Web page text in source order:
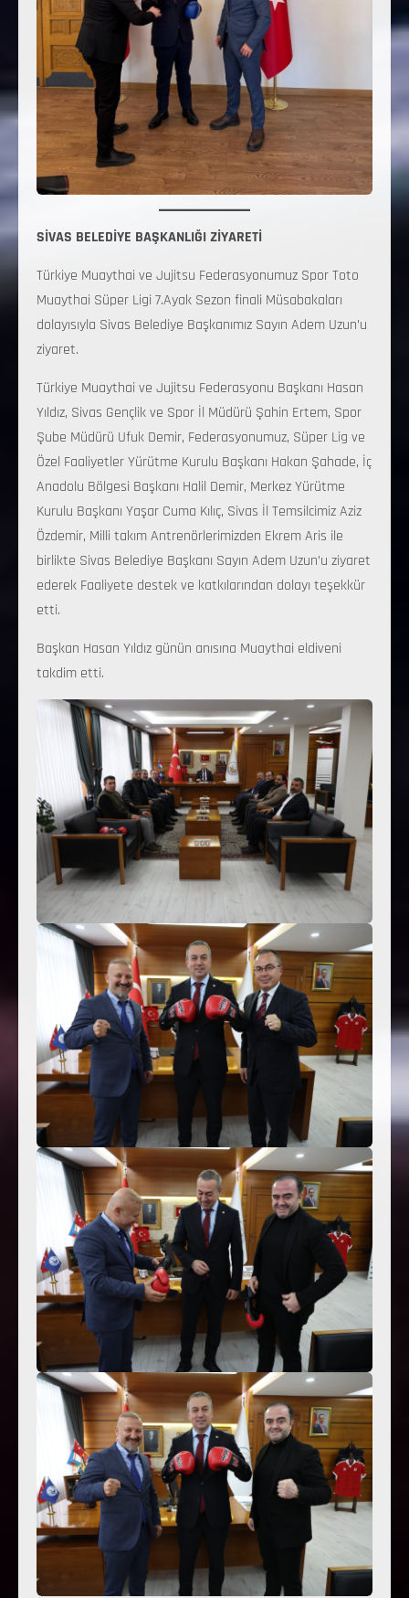
SİVAS BELEDİYE BAŞKANLIĞI ZİYARETİ
Türkiye Muaythai ve Jujitsu Federasyonumuz Spor Toto
Muaythai Süper Ligi 7.Ayak Sezon finali Müsabakaları
dolayısıyla Sivas Belediye Başkanımız Sayın Adem Uzun’u
ziyaret.
Türkiye Muaythai ve Jujitsu Federasyonu Başkanı Hasan
Yıldız, Sivas Gençlik ve Spor İl Müdürü Şahin Ertem, Spor
Şube Müdürü Ufuk Demir, Federasyonumuz, Süper Lig ve
Özel Faaliyetler Yürütme Kurulu Başkanı Hakan Şahade, İç
Anadolu Bölgesi Başkanı Halil Demir, Merkez Yürütme
Kurulu Başkanı Yaşar Cuma Kılıç, Sivas İl Temsilcimiz Aziz
Özdemir, Milli takım Antrenörlerimizden Ekrem Aris ile
birlikte Sivas Belediye Başkanı Sayın Adem Uzun’u ziyaret
ederek Faaliyete destek ve katkılarından dolayı teşekkür
etti.
Başkan Hasan Yıldız günün anısına Muaythai eldiveni
takdim etti.